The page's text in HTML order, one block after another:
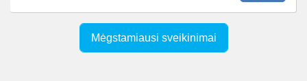
Mėgstamiausi sveikinimai